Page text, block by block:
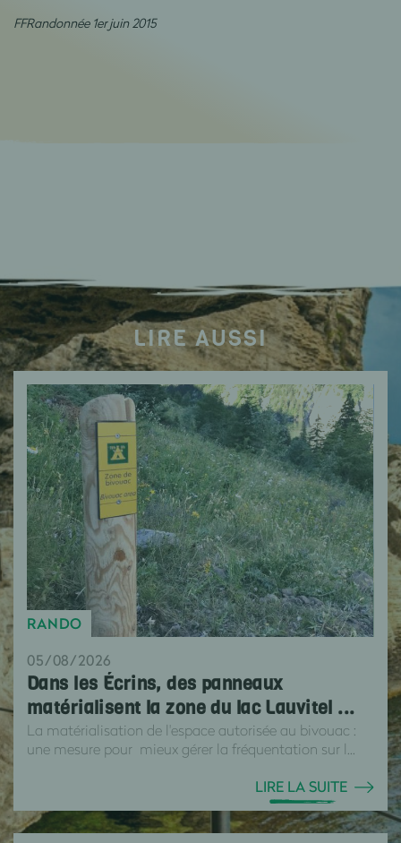
FFRandonnée 1er juin 2015
LIRE AUSSI
RANDO
05/08/2026
Dans les Écrins, des panneaux
matérialisent la zone du lac Lauvitel ...
La matérialisation de l'espace autorisée au bivouac :
une mesure pour mieux gérer la fréquentation sur l...
LIRE LA SUITE